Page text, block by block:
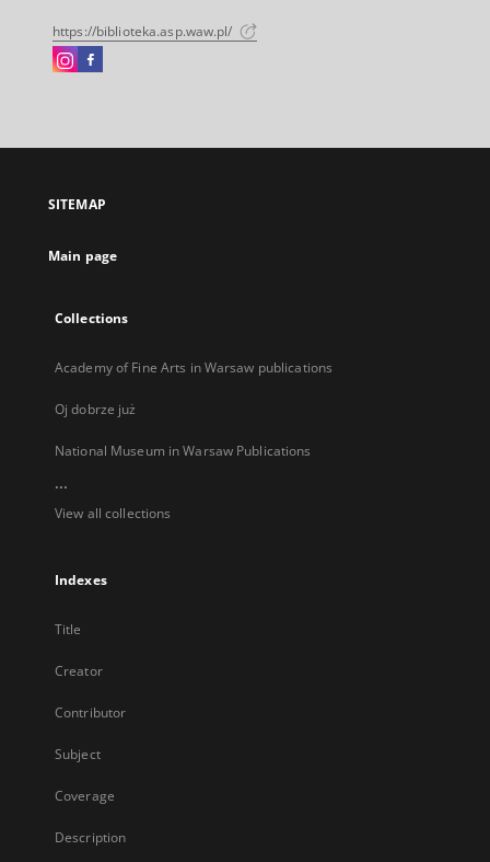
https://biblioteka.asp.waw.pl/
Instagram
open
new
Facebook
open
new
SITEMAP
Main page
Collections
Academy of Fine Arts in Warsaw publications
Oj dobrze już
National Museum in Warsaw Publications
...
View all collections
Indexes
Title
Creator
Contributor
Subject
Coverage
Description